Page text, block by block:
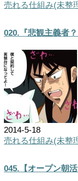
売れる仕組み(未整
020.『悲観主義者？
2014-5-18
売れる仕組み(未整
045.【オープン朝活